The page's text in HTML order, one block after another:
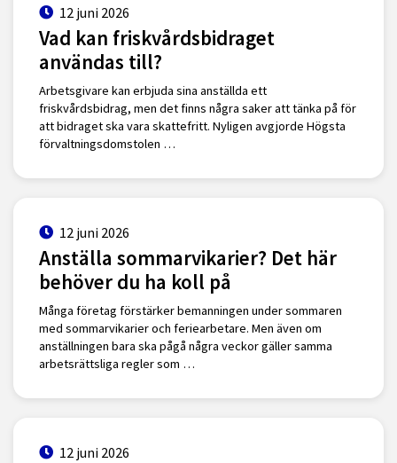
12 juni 2026
Vad kan friskvårdsbidraget
användas till?
Arbetsgivare kan erbjuda sina anställda ett
friskvårdsbidrag, men det finns några saker att tänka på för
att bidraget ska vara skattefritt. Nyligen avgjorde Högsta
förvaltningsdomstolen …
12 juni 2026
Anställa sommarvikarier? Det här
behöver du ha koll på
Många företag förstärker bemanningen under sommaren
med sommarvikarier och feriearbetare. Men även om
anställningen bara ska pågå några veckor gäller samma
arbetsrättsliga regler som …
12 juni 2026